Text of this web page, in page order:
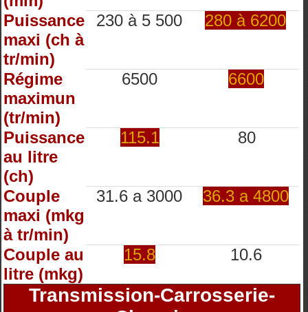
Puissance
maxi (ch à
tr/min)
230 à 5 500 280 à 6200
Régime
maximun
(tr/min)
6500 6600
Puissance
au litre
(ch)
115.1 80
Couple
maxi (mkg
à tr/min)
31.6 a 3000 36.3 a 4800
Couple au
litre (mkg)
15.8 10.6
Transmission-Carrosserie-